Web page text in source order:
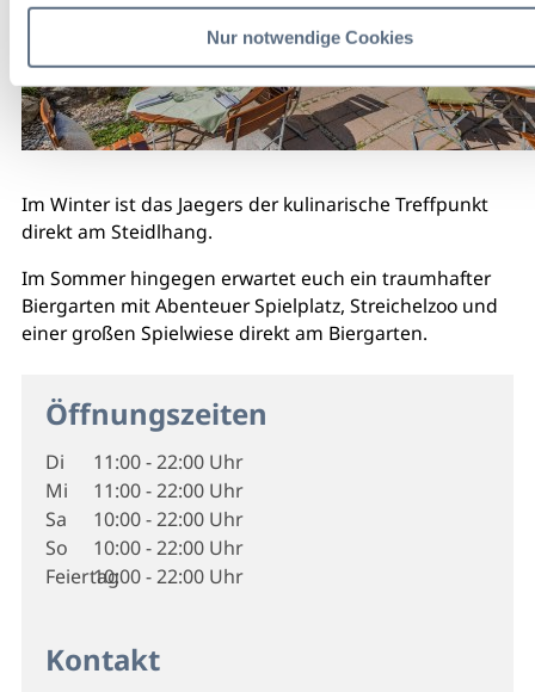
Nur notwendige Cookies
Im Winter ist das Jaegers der kulinarische Treffpunkt
direkt am Steidlhang.
Im Sommer hingegen erwartet euch ein traumhafter
Biergarten mit Abenteuer Spielplatz, Streichelzoo und
einer großen Spielwiese direkt am Biergarten.
Öffnungszeiten
Di
11:00 - 22:00 Uhr
Mi
11:00 - 22:00 Uhr
Sa
10:00 - 22:00 Uhr
So
10:00 - 22:00 Uhr
Feiertag10:00 - 22:00 Uhr
Kontakt